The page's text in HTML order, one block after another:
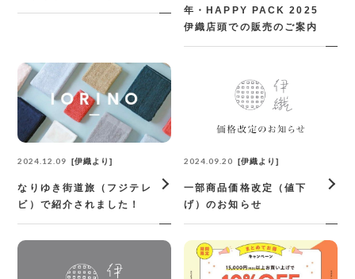
年・HAPPY PACK 2025
伊織店頭での販売のご案内
2024.12.09 伊織より
なりゆき街道旅（フジテレ
ビ）で紹介されました！
2024.09.20 伊織より
一部商品価格改定（値下
げ）のお知らせ